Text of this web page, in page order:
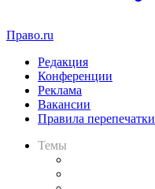
Право.ru
Редакция
Конференции
Реклама
Вакансии
Правила перепечатки
Темы